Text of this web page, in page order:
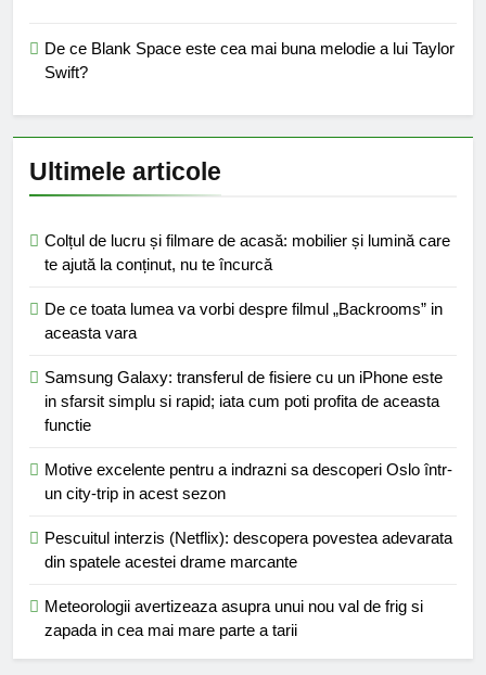
De ce Blank Space este cea mai buna melodie a lui Taylor
Swift?
Ultimele articole
Colțul de lucru și filmare de acasă: mobilier și lumină care
te ajută la conținut, nu te încurcă
De ce toata lumea va vorbi despre filmul „Backrooms” in
aceasta vara
Samsung Galaxy: transferul de fisiere cu un iPhone este
in sfarsit simplu si rapid; iata cum poti profita de aceasta
functie
Motive excelente pentru a indrazni sa descoperi Oslo într-
un city-trip in acest sezon
Pescuitul interzis (Netflix): descopera povestea adevarata
din spatele acestei drame marcante
Meteorologii avertizeaza asupra unui nou val de frig si
zapada in cea mai mare parte a tarii